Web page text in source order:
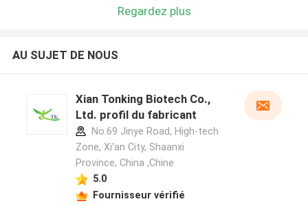
Regardez plus
AU SUJET DE NOUS
Xian Tonking Biotech Co.,
Ltd. profil du fabricant
No.69 Jinye Road, High-tech
Zone, Xi'an City, Shaanxi
Province, China ,Chine
5.0
Fournisseur vérifié